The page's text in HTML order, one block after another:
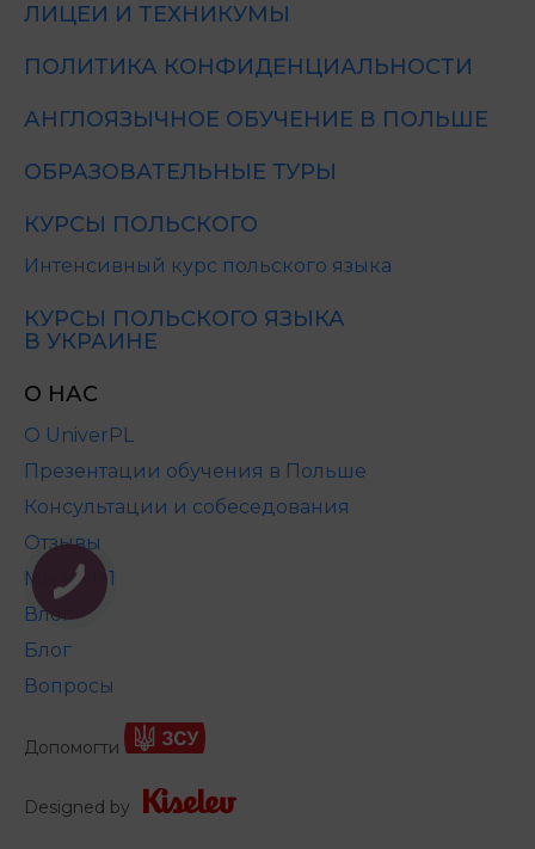
ЛИЦЕИ И ТЕХНИКУМЫ
ПОЛИТИКА КОНФИДЕНЦИАЛЬНОСТИ
АНГЛОЯЗЫЧНОЕ ОБУЧЕНИЕ В ПОЛЬШЕ
ОБРАЗОВАТЕЛЬНЫЕ ТУРЫ
КУРСЫ ПОЛЬСКОГО
Интенсивный курс польского языка
КУРСЫ ПОЛЬСКОГО ЯЗЫКА
В УКРАИНЕ
О НАС
О UniverPL
Презентации обучения в Польше
Консультации и собеседования
Отзывы
Мы на 1+1
Влог
Блог
Вопросы
Designed by
Допомогти